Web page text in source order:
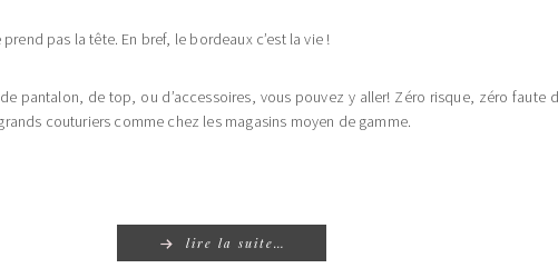
pas la tête. En bref, le bordeaux c’est la vie !
pantalon, de top, ou d’accessoires, vous pouvez y aller! Zéro risque, zéro faute
couturiers comme chez les magasins moyen de gamme.
lire la suite…